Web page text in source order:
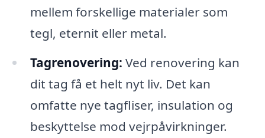
mellem forskellige materialer som
tegl, eternit eller metal.
Tagrenovering: Ved renovering kan
dit tag få et helt nyt liv. Det kan
omfatte nye tagfliser, insulation og
beskyttelse mod vejrpåvirkninger.